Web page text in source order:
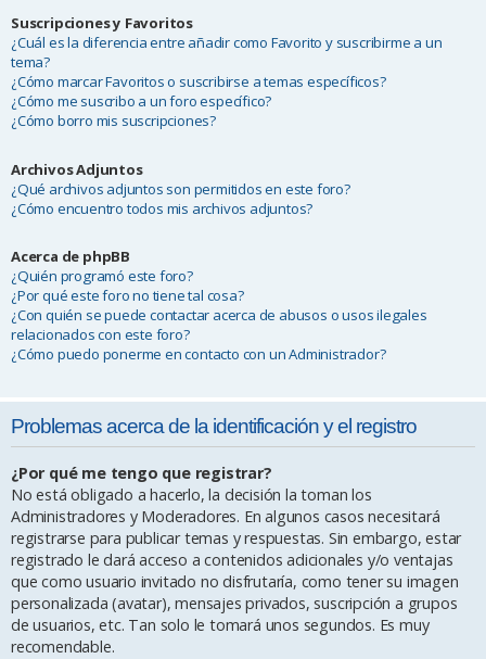
Suscripciones y Favoritos
¿Cuál es la diferencia entre añadir como Favorito y suscribirme a un
tema?
¿Cómo marcar Favoritos o suscribirse a temas específicos?
¿Cómo me suscribo a un foro específico?
¿Cómo borro mis suscripciones?
Archivos Adjuntos
¿Qué archivos adjuntos son permitidos en este foro?
¿Cómo encuentro todos mis archivos adjuntos?
Acerca de phpBB
¿Quién programó este foro?
¿Por qué este foro no tiene tal cosa?
¿Con quién se puede contactar acerca de abusos o usos ilegales
relacionados con este foro?
¿Cómo puedo ponerme en contacto con un Administrador?
Problemas acerca de la identificación y el registro
¿Por qué me tengo que registrar?
No está obligado a hacerlo, la decisión la toman los
Administradores y Moderadores. En algunos casos necesitará
registrarse para publicar temas y respuestas. Sin embargo, estar
registrado le dará acceso a contenidos adicionales y/o ventajas
que como usuario invitado no disfrutaría, como tener su imagen
personalizada (avatar), mensajes privados, suscripción a grupos
de usuarios, etc. Tan solo le tomará unos segundos. Es muy
recomendable.